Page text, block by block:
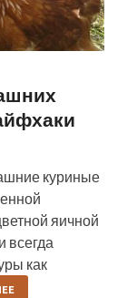
куриные
яичной
всегда
как